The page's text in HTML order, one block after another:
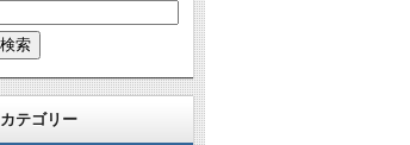
カテゴリー